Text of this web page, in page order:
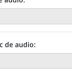
de audio: